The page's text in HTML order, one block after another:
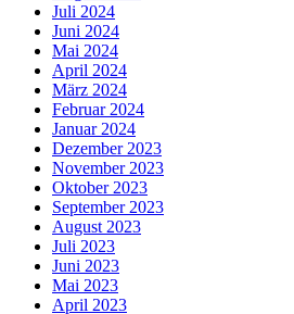
Juli 2024
Juni 2024
Mai 2024
April 2024
März 2024
Februar 2024
Januar 2024
Dezember 2023
November 2023
Oktober 2023
September 2023
August 2023
Juli 2023
Juni 2023
Mai 2023
April 2023